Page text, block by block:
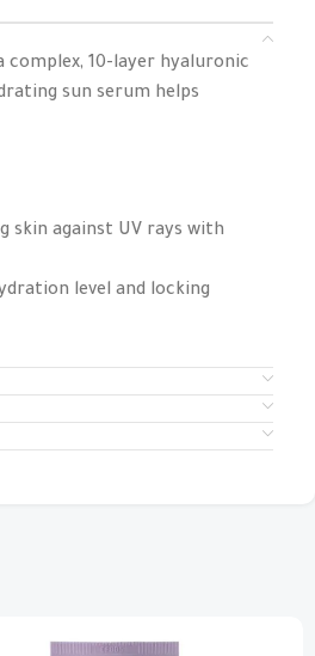
10-layer hyaluronic
sun serum helps
skin against UV rays with
level and locking
without sticky